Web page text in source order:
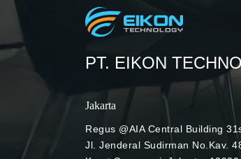
secara menyeluruh
Administrator di
Anda bisa masuk (log
Kemudian, Anda bisa
laporan yang ada
November hingga 10
Laporan transformasi
layanan dan tools ini
transformasi
PT. EIKON
Jakarta
Regus @AIA Central Building
Jl. Jenderal Sudirman No.Kav.